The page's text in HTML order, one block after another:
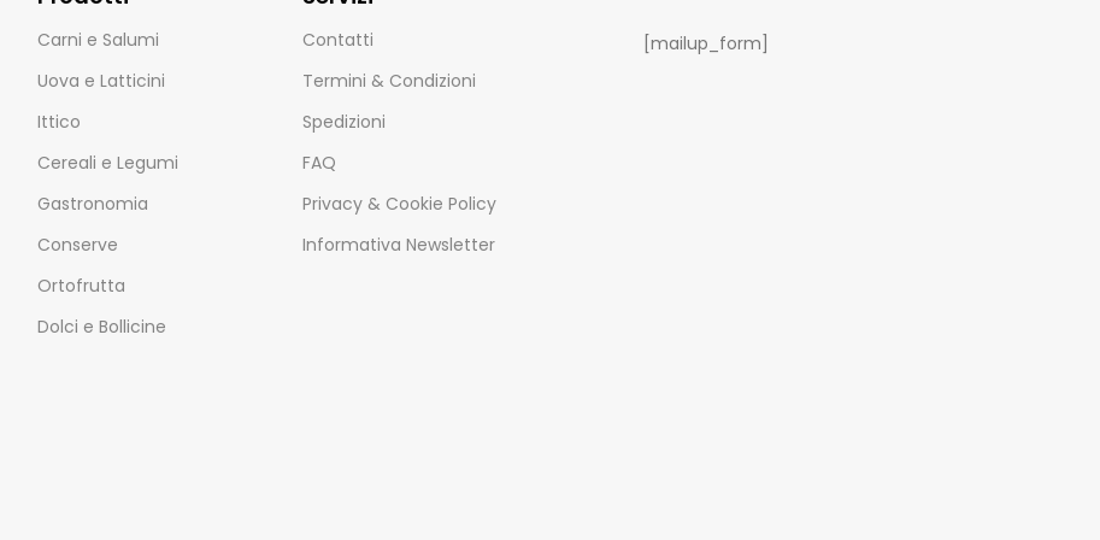
Carni e Salumi
Uova e Latticini
Ittico
Cereali e Legumi
Gastronomia
Conserve
Ortofrutta
Dolci e Bollicine
Contatti
Termini & Condizioni
Spedizioni
FAQ
Privacy & Cookie Policy
Informativa Newsletter
[mailup_form]